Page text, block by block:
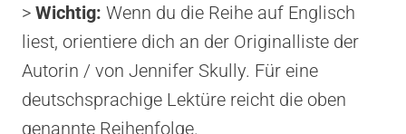
> Wichtig: Wenn du die Reihe auf Englisch
liest, orientiere dich an der Originalliste der
Autorin / von Jennifer Skully. Für eine
deutschsprachige Lektüre reicht die oben
genannte Reihenfolge.